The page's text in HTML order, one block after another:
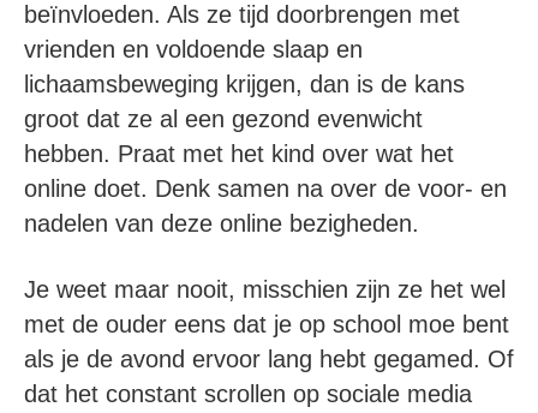
beïnvloeden. Als ze tijd doorbrengen met
vrienden en voldoende slaap en
lichaamsbeweging krijgen, dan is de kans
groot dat ze al een gezond evenwicht
hebben. Praat met het kind over wat het
online doet. Denk samen na over de voor- en
nadelen van deze online bezigheden.
Je weet maar nooit, misschien zijn ze het wel
met de ouder eens dat je op school moe bent
als je de avond ervoor lang hebt gegamed. Of
dat het constant scrollen op sociale media